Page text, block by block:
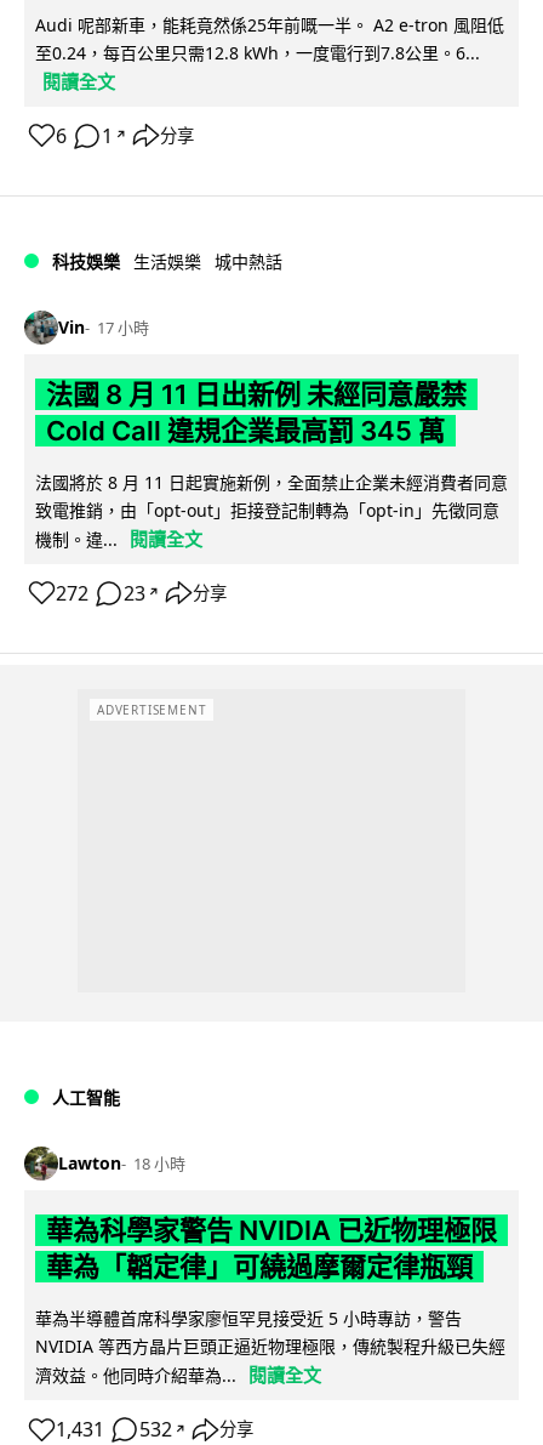
Audi 呢部新車，能耗竟然係25年前嘅一半。 A2 e-tron 風阻低
至0.24，每百公里只需12.8 kWh，一度電行到7.8公里。6...
閱讀全文
6 1 ↗ 分享
科技娛樂 生活娛樂 城中熱話
Vin 17 小時
法國 8 月 11 日出新例 未經同意嚴禁
Cold Call 違規企業最高罰 345 萬
法國將於 8 月 11 日起實施新例，全面禁止企業未經消費者同意
致電推銷，由「opt-out」拒接登記制轉為「opt-in」先徵同意
機制。違...
閱讀全文
272 23 ↗ 分享
ADVERTISEMENT
人工智能
Lawton 18 小時
華為科學家警告 NVIDIA 已近物理極限
華為「韜定律」可繞過摩爾定律瓶頸
華為半導體首席科學家廖恒罕見接受近 5 小時專訪，警告
NVIDIA 等西方晶片巨頭正逼近物理極限，傳統製程升級已失經
濟效益。他同時介紹華為...
閱讀全文
1,431 532 ↗ 分享